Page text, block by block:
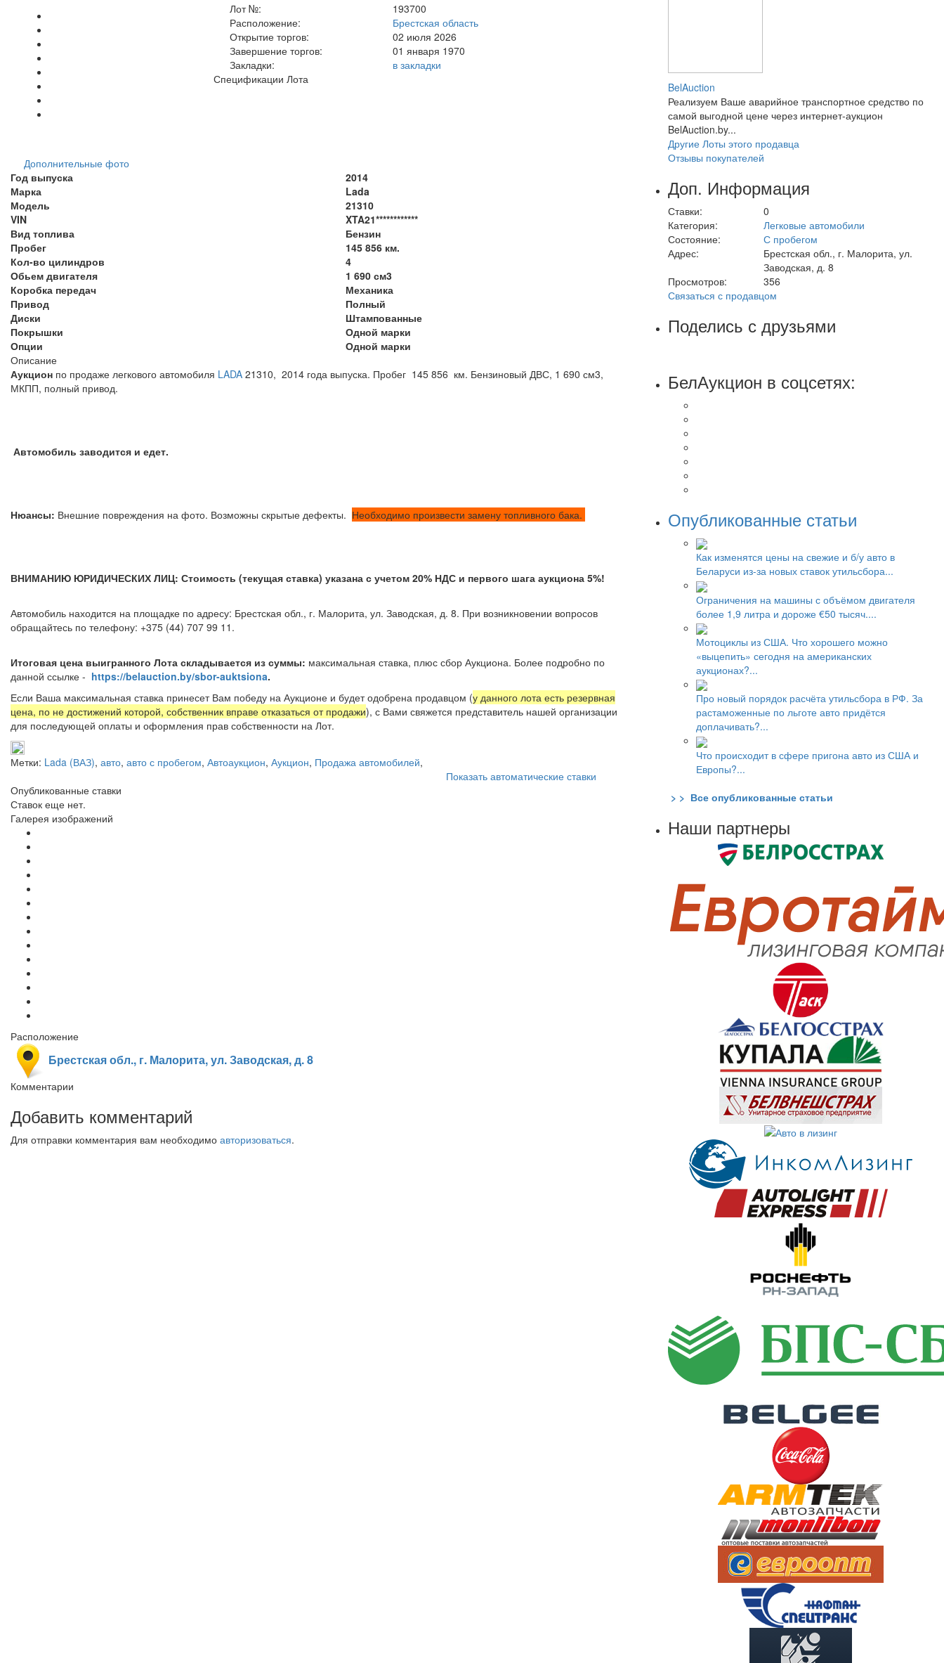
Дополнительные фото
Лот №:
193700
Расположение:
Брестская область
Открытие торгов:
02 июля 2026
Завершение торгов:
01 января 1970
Закладки:
в закладки
Спецификации Лота
Год выпуска
2014
Марка
Lada
Модель
21310
VIN
XTA21************
Вид топлива
Бензин
Пробег
145 856 км.
Кол-во цилиндров
4
Обьем двигателя
1 690 см3
Коробка передач
Механика
Привод
Полный
Диски
Штампованные
Покрышки
Одной марки
Опции
Одной марки
Описание
Аукцион по продаже легкового автомобиля LADA 21310, 2014 года выпуска. Пробег 145 856 км. Бензиновый ДВС, 1 690 см3,
МКПП, полный привод.
Автомобиль заводится и едет.
Нюансы: Внешние повреждения на фото. Возможны скрытые дефекты. Необходимо произвести замену топливного бака.
ВНИМАНИЮ ЮРИДИЧЕСКИХ ЛИЦ: Стоимость (текущая ставка) указана с учетом 20% НДС и первого шага аукциона 5%!
Автомобиль находится на площадке по адресу: Брестская обл., г. Малорита, ул. Заводская, д. 8. При возникновении вопросов
обращайтесь по телефону: +375 (44) 707 99 11.
Итоговая цена выигранного Лота складывается из суммы: максимальная ставка, плюс сбор Аукциона. Более подробно по
данной ссылке - https://belauction.by/sbor-auktsiona.
Если Ваша максимальная ставка принесет Вам победу на Аукционе и будет одобрена продавцом (у данного лота есть резервная
цена, по не достижений которой, собственник вправе отказаться от продажи), с Вами свяжется представитель нашей организации
для последующей оплаты и оформления прав собственности на Лот.
Метки: Lada (ВАЗ), авто, авто с пробегом, Автоаукцион, Аукцион, Продажа автомобилей,
Показать автоматические ставки
Опубликованные ставки
Ставок еще нет.
Галерея изображений
Расположение
Брестская обл., г. Малорита, ул. Заводская, д. 8
Комментарии
Добавить комментарий
Для отправки комментария вам необходимо авторизоваться.
BelAuction
Реализуем Ваше аварийное транспортное средство по
самой выгодной цене через интернет-аукцион
BelAuction.by...
Другие Лоты этого продавца
Отзывы покупателей
Доп. Информация
Ставки:
0
Категория:
Легковые автомобили
Состояние:
С пробегом
Адрес:
Брестская обл., г. Малорита, ул.
Заводская, д. 8
Просмотров:
356
Связаться с продавцом
Поделись с друзьями
БелАукцион в соцсетях:
Опубликованные статьи
Как изменятся цены на свежие и б/у авто в
Беларуси из-за новых ставок утильсбора...
Ограничения на машины с объёмом двигателя
более 1,9 литра и дороже €50 тысяч....
Мотоциклы из США. Что хорошего можно
«выцепить» сегодня на американских
аукционах?...
Про новый порядок расчёта утильсбора в РФ. За
растаможенные по льготе авто придётся
доплачивать?...
Что происходит в сфере пригона авто из США и
Европы?...
> > Все опубликованные статьи
Наши партнеры